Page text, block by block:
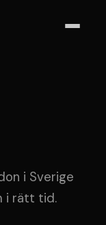
i Sverige
i rätt tid.